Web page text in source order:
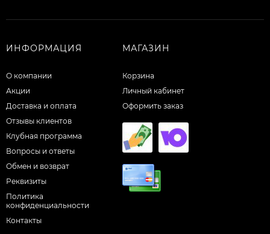
ИНФОРМАЦИЯ
О компании
Акции
Доставка и оплата
Отзывы клиентов
Клубная программа
Вопросы и ответы
Обмен и возврат
Реквизиты
Политика
конфиденциальности
Контакты
МАГАЗИН
Корзина
Личный кабинет
Оформить заказ